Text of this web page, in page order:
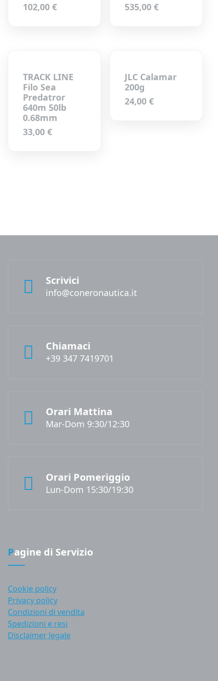
102,00 € 535,00 €
TRACK LINE
Filo Sea
Predatror
640m 50lb
0.68mm
33,00 €
JLC Calamar
200g
24,00 €
Scrivici
info@coneronautica.it
Chiamaci
+39 347 7419701
Orari Mattina
Mar-Dom 9:30/12:30
Orari Pomeriggio
Lun-Dom 15:30/19:30
Pagine di Servizio
Cookie policy
Privacy policy
Condizioni di vendita
Spedizioni e resi
Disclaimer legale